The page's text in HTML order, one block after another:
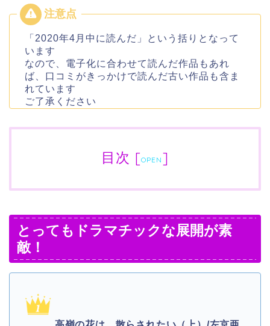
「2020年4月中に読んだ」という括りとなって
います
なので、電子化に合わせて読んだ作品もあれ
ば、口コミがきっかけで読んだ古い作品も含ま
れています
ご了承ください
目次 [OPEN ]
とってもドラマチックな展開が素
敵！